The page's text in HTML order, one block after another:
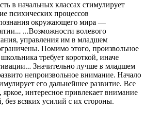
в начальных классах стимулирует
психических процессов
окружающего мира —
...Возможности волевого
управления им в младшем
Помимо этого, произвольное
требует короткой, иначе
Значительно лучше в младшем
непроизвольное внимание. Начало
его дальнейшее развитие. Все
интересное привлекает внимание
без всяких усилий с их стороны.